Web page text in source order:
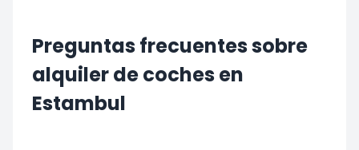
Preguntas frecuentes sobre
alquiler de coches en
Estambul